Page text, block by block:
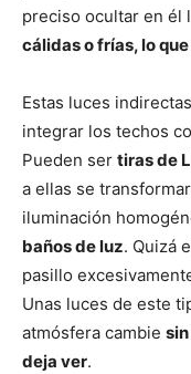
preciso ocultar en él
cálidas o frías, lo
Estas luces
integrar los techos
Pueden ser tiras de
a ellas se
iluminación
baños de luz. Quizá
pasillo
Unas luces de este
atmósfera cambie
deja ver.